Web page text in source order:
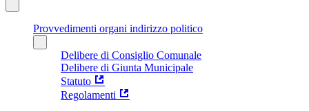
Provvedimenti organi indirizzo politico
Delibere di Consiglio Comunale
Delibere di Giunta Municipale
Statuto
Regolamenti